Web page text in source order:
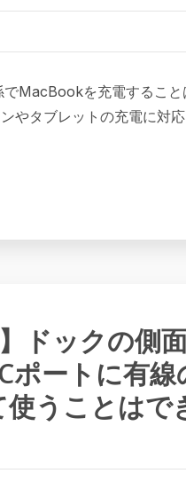
MacBookを充電するこ
やタブレットの充電に対応
】ドックの側
ポートに有線
うことはで